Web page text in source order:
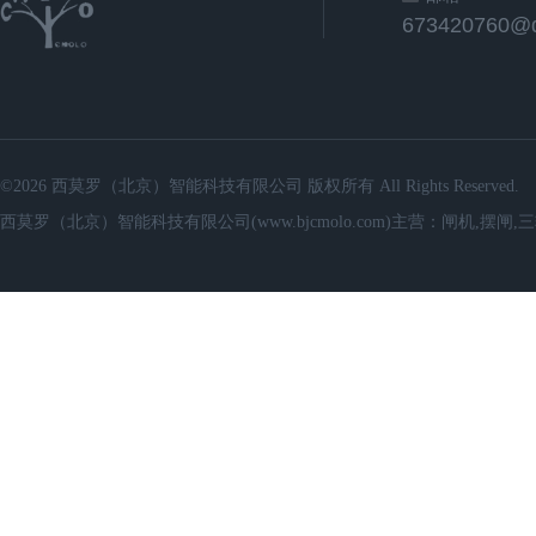
©2026 西莫罗（北京）智能科技有限公司 版权所有 All Rights Reserved.
西莫罗（北京）智能科技有限公司(www.bjcmolo.com)主营：闸机,摆闸,